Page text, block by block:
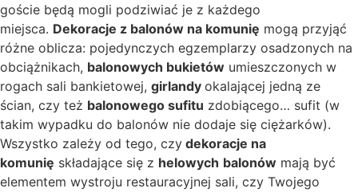
goście będą mogli podziwiać je z każdego
miejsca. Dekoracje z balonów na komunię mogą przyjąć
różne oblicza: pojedynczych egzemplarzy osadzonych na
obciążnikach, balonowych bukietów umieszczonych w
rogach sali bankietowej, girlandy okalającej jedną ze
ścian, czy też balonowego sufitu zdobiącego… sufit (w
takim wypadku do balonów nie dodaje się ciężarków).
Wszystko zależy od tego, czy dekoracje na
komunię składające się z helowych balonów mają być
elementem wystroju restauracyjnej sali, czy Twojego